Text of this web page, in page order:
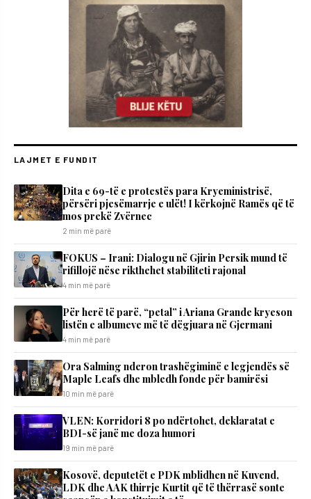
LAJMET E FUNDIT
Dita e 69-të e protestës para Kryeministrisë,
përsëri pjesëmarrje e ulët! I kërkojnë Ramës që të
mos prekë Zvërnec
2 min më parë
FOKUS – Irani: Dialogu në Gjirin Persik mund të
rifillojë nëse rikthehet stabiliteti rajonal
4 min më parë
Për herë të parë, “petal” i Ariana Grande kryeson
listën e albumeve më të dëgjuara në Gjermani
4 min më parë
Ora Salming nderon trashëgiminë e legjendës së
Maple Leafs dhe mbledh fonde për bamirësi
10 min më parë
VLEN: Korridori 8 po ndërtohet, deklaratat e
BDI-së janë me doza ​humori
19 min më parë
Kosovë, deputetët e PDK mblidhen në Kuvend,
LDK dhe AAK thirrje Kurtit që të thërrasë sonte